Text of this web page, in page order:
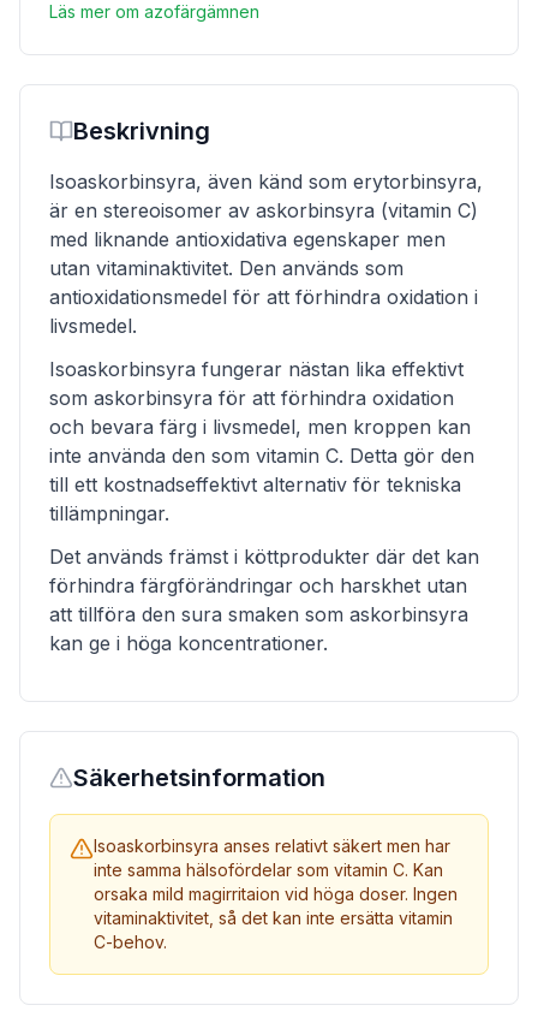
Läs mer om azofärgämnen
Beskrivning
Isoaskorbinsyra, även känd som erytorbinsyra,
är en stereoisomer av askorbinsyra (vitamin C)
med liknande antioxidativa egenskaper men
utan vitaminaktivitet. Den används som
antioxidationsmedel för att förhindra oxidation i
livsmedel.
Isoaskorbinsyra fungerar nästan lika effektivt
som askorbinsyra för att förhindra oxidation
och bevara färg i livsmedel, men kroppen kan
inte använda den som vitamin C. Detta gör den
till ett kostnadseffektivt alternativ för tekniska
tillämpningar.
Det används främst i köttprodukter där det kan
förhindra färgförändringar och harskhet utan
att tillföra den sura smaken som askorbinsyra
kan ge i höga koncentrationer.
Säkerhetsinformation
Isoaskorbinsyra anses relativt säkert men har
inte samma hälsofördelar som vitamin C. Kan
orsaka mild magirritaion vid höga doser. Ingen
vitaminaktivitet, så det kan inte ersätta vitamin
C-behov.